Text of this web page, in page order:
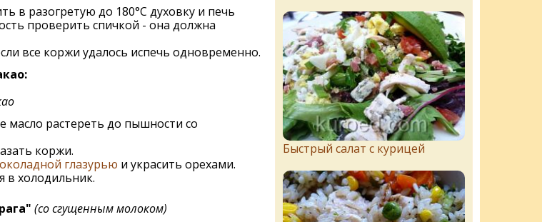
в разогретую до 180°C духовку и печь
проверить спичкой - она должна
все коржи удалось испечь одновременно.
масло растереть до пышности со
коржи.
глазурью и украсить орехами.
в холодильник.
(со сгущенным молоком)
Быстрый салат с курицей